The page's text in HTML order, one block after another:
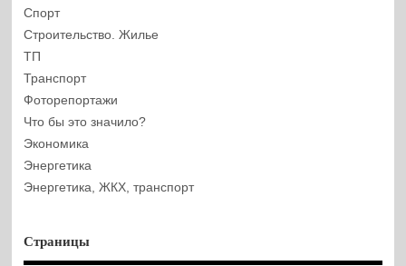
Спорт
Строительство. Жилье
ТП
Транспорт
Фоторепортажи
Что бы это значило?
Экономика
Энергетика
Энергетика, ЖКХ, транспорт
Страницы